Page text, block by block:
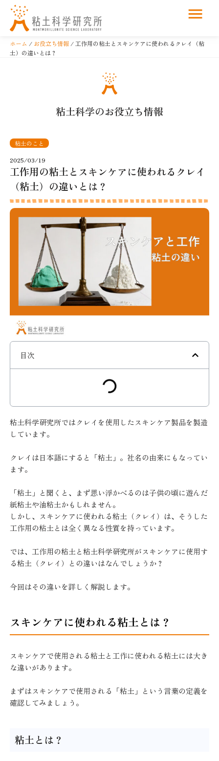
コ
テ
ホーム / お役立ち情報 / 工作用の粘土とスキンケアに使われるクレイ（粘
土）の違いとは？
粘土科学のお役立ち情報
粘土のこと
2025/03/19
工作用の粘土とスキンケアに使われるクレイ
（粘土）の違いとは？
目次
粘土科学研究所ではクレイを使用したスキンケア製品を製造
しています。
クレイは日本語にすると「粘土」。社名の由来にもなってい
ます。
「粘土」と聞くと、まず思い浮かべるのは子供の頃に遊んだ
紙粘土や油粘土かもしれません。
しかし、スキンケアに使われる粘土（クレイ）は、そうした
工作用の粘土とは全く異なる性質を持っています。
では、工作用の粘土と粘土科学研究所がスキンケアに使用す
る粘土（クレイ）との違いはなんでしょうか？
今回はその違いを詳しく解説します。
スキンケアに使われる粘土とは？
スキンケアで使用される粘土と工作に使われる粘土には大き
な違いがあります。
まずはスキンケアで使用される「粘土」という言葉の定義を
確認してみましょう。
粘土とは？